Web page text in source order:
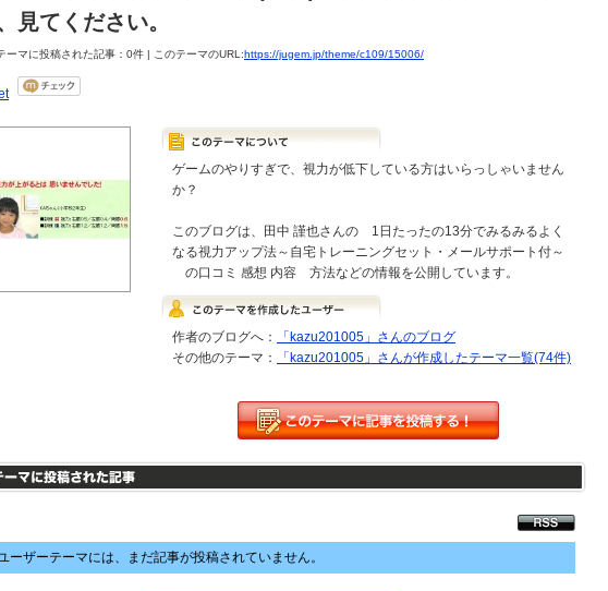
見てください。
ーマに投稿された記事：0件 | このテーマのURL:https://jugem.jp/theme/c109/15006/
ゲームのやりすぎで、視力が低下している方はいらっしゃいません
か？
このブログは、田中 謹也さんの 1日たったの13分でみるみるよく
なる視力アップ法～自宅トレーニングセット・メールサポート付～
の口コミ 感想 内容 方法などの情報を公開しています。
作者のブログへ：
「kazu201005」さんのブログ
その他のテーマ：
「kazu201005」さんが作成したテーマ一覧(74件)
ーザーテーマには、まだ記事が投稿されていません。